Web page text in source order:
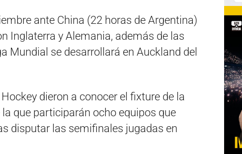
ante China (22 horas de Argentina)
Inglaterra y Alemania, además de las
Mundial se desarrollará en Auckland del
dieron a conocer el fixture de la
que participarán ocho equipos que
disputar las semifinales jugadas en